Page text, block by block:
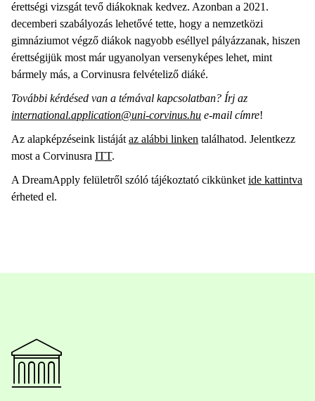
érettségi vizsgát tevő diákoknak kedvez. Azonban a 2021.
decemberi szabályozás lehetővé tette, hogy a nemzetközi
gimnáziumot végző diákok nagyobb eséllyel pályázzanak, hiszen
érettségijük most már ugyanolyan versenyképes lehet, mint
bármely más, a Corvinusra felvételiző diáké.
További kérdésed van a témával kapcsolatban? Írj az
international.application@uni-corvinus.hu e-mail címre!
Az alapképzéseink listáját az alábbi linken találhatod. Jelentkezz
most a Corvinusra ITT.
A DreamApply felületről szóló tájékoztató cikkünket ide kattintva
érheted el.